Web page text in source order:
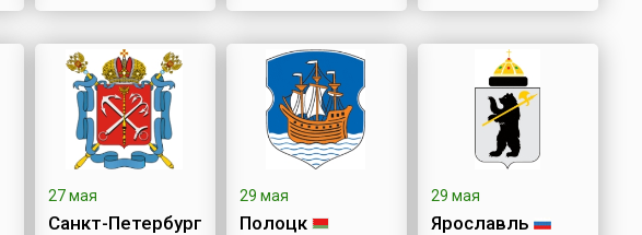
27 мая
Санкт-Петербург
29 мая
Полоцк
29 мая
Ярославль